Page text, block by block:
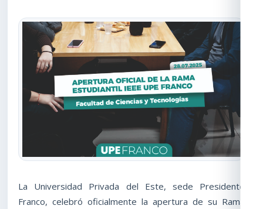
La Universidad Privada del Este, sede Presidente
Franco, celebró oficialmente la apertura de su Rama